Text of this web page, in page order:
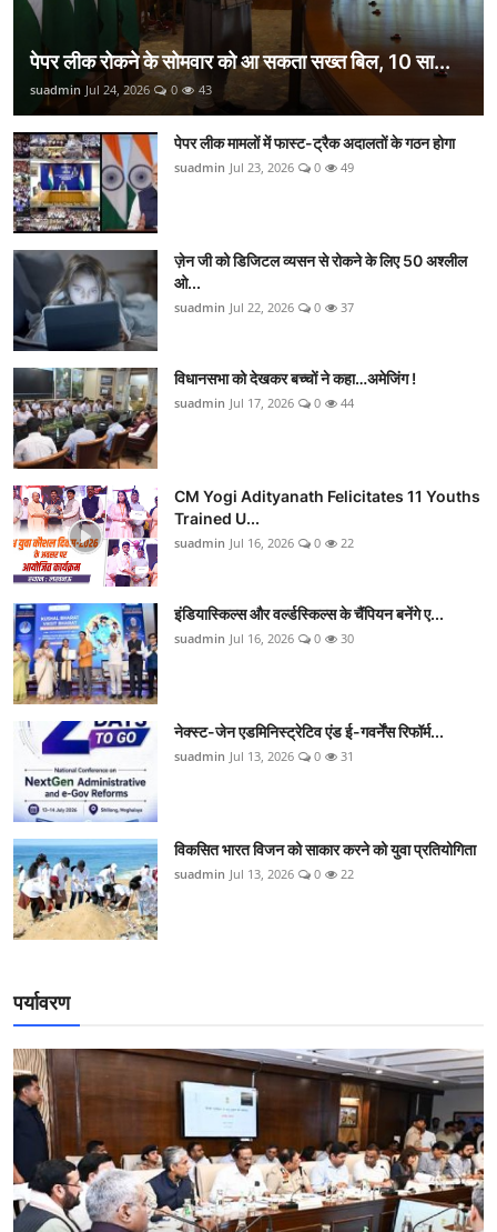
पेपर लीक रोकने के सोमवार को आ सकता सख्त बिल, 10 सा...
suadmin Jul 24, 2026 0 43
पेपर लीक मामलों में फास्ट-ट्रैक अदालतों के गठन होगा
suadmin Jul 23, 2026 0 49
ज़ेन जी को डिजिटल व्यसन से रोकने के लिए 50 अश्लील
ओ...
suadmin Jul 22, 2026 0 37
विधानसभा को देखकर बच्चों ने कहा…अमेजिंग !
suadmin Jul 17, 2026 0 44
CM Yogi Adityanath Felicitates 11 Youths
Trained U...
suadmin Jul 16, 2026 0 22
इंडियास्किल्स और वर्ल्डस्किल्स के चैंपियन बनेंगे ए...
suadmin Jul 16, 2026 0 30
नेक्स्ट-जेन एडमिनिस्ट्रेटिव एंड ई-गवर्नेंस रिफॉर्म...
suadmin Jul 13, 2026 0 31
विकसित भारत विजन को साकार करने को युवा प्रतियोगिता
suadmin Jul 13, 2026 0 22
पर्यावरण